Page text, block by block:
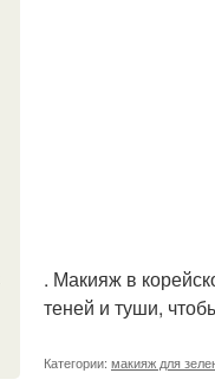
. Макияж в
теней и туши,
Категории: макияж для